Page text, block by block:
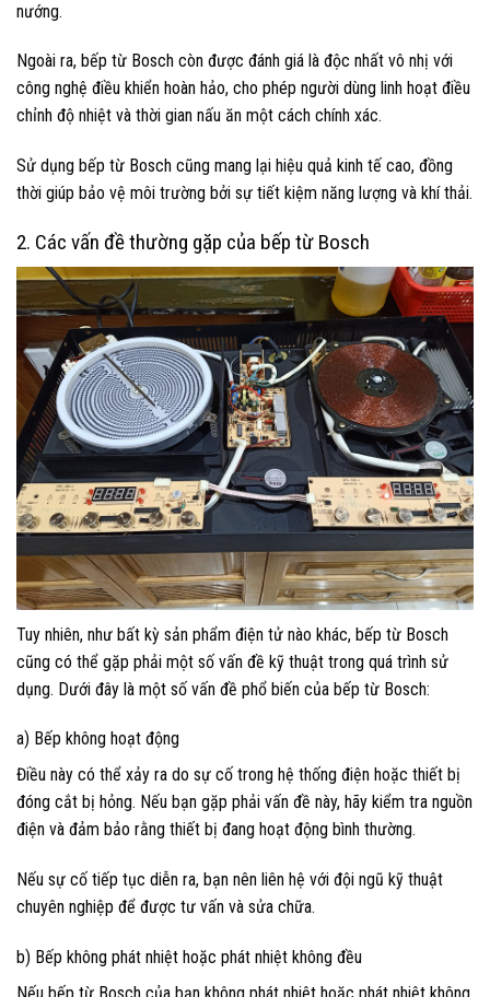
nướng.
Ngoài ra, bếp từ Bosch còn được đánh giá là độc nhất vô nhị với
công nghệ điều khiển hoàn hảo, cho phép người dùng linh hoạt điều
chỉnh độ nhiệt và thời gian nấu ăn một cách chính xác.
Sử dụng bếp từ Bosch cũng mang lại hiệu quả kinh tế cao, đồng
thời giúp bảo vệ môi trường bởi sự tiết kiệm năng lượng và khí thải.
2. Các vấn đề thường gặp của bếp từ Bosch
Tuy nhiên, như bất kỳ sản phẩm điện tử nào khác, bếp từ Bosch
cũng có thể gặp phải một số vấn đề kỹ thuật trong quá trình sử
dụng. Dưới đây là một số vấn đề phổ biến của bếp từ Bosch:
a) Bếp không hoạt động
Điều này có thể xảy ra do sự cố trong hệ thống điện hoặc thiết bị
đóng cắt bị hỏng. Nếu bạn gặp phải vấn đề này, hãy kiểm tra nguồn
điện và đảm bảo rằng thiết bị đang hoạt động bình thường.
Nếu sự cố tiếp tục diễn ra, bạn nên liên hệ với đội ngũ kỹ thuật
chuyên nghiệp để được tư vấn và sửa chữa.
b) Bếp không phát nhiệt hoặc phát nhiệt không đều